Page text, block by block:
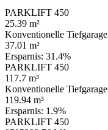
PARKLIFT 450
25.39 m²
Konventionelle Tiefgarage
37.01 m²
Ersparnis: 31.4%
PARKLIFT 450
117.7 m³
Konventionelle Tiefgarage
119.94 m³
Ersparnis: 1.9%
PARKLIFT 450